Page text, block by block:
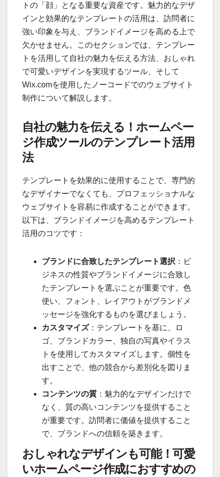
トの「顔」となる重要な資産です。魅力的なデザ
インと効果的なテンプレートの活用は、訪問者に
強い印象を与え、ブランドイメージを高める上で
欠かせません。このセクションでは、テンプレー
トを活用して自社の魅力を伝える方法、おしゃれ
で可愛いデザインを実現するツール、そして
Wix.comを使用したノーコードでのウェブサイト
制作について解説します。
自社の魅力を伝える！ホームペー
ジ作成ツールのテンプレート活用
法
テンプレートを効果的に使用することで、専門的
なデザイナーでなくても、プロフェッショナルな
ウェブサイトを容易に作成することができます。
以下は、ブランドイメージを高めるテンプレート
活用のコツです：
ブランドに合致したテンプレート選択 ：ビ
ジネスの性質やブランドイメージに合致し
たテンプレートを選ぶことが重要です。色
使い、フォント、レイアウトがブランドメ
ッセージを強化するものを選びましょう。
カスタマイズ：テンプレートを基に、ロ
ゴ、ブランドカラー、独自の写真やイラス
トを使用してカスタマイズします。個性を
出すことで、他の競合から差別化を図りま
す。
コンテンツの質 ：魅力的なデザインだけで
なく、質の高いコンテンツを提供すること
が重要です。訪問者に価値を提供すること
で、ブランドへの信頼を築きます。
おしゃれなデザインも可能！可愛
いホームページ作成におすすめの